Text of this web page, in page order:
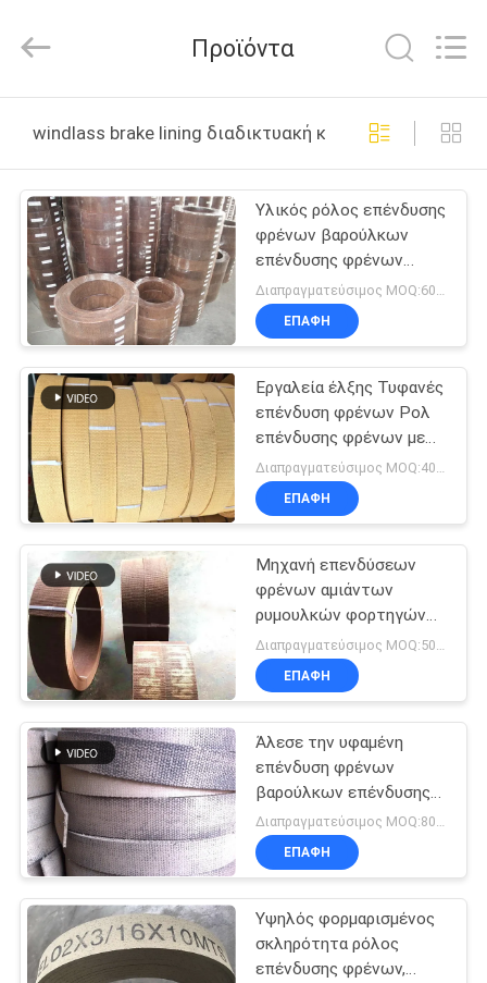
ΠΡΟΪΌΝΤΑ
ΠΕΡΊΠΟΥ
ΕΜΕΊΣ
ΓΎΡΟΣ
ΕΡΓΟΣΤΑΣΊΩΝ
ΠΟΙΟΤΙΚΌΣ
ΈΛΕΓΧΟΣ
ΜΑΣ
ΕΛΆΤΕ
ΣΕ
ΕΠΑΦΉ
ΜΕ
ΖΗΤΉΣΤΕ
ΈΝΑ
ΑΠΌΣΠΑΣΜΑ
SITEMAP
Reserved.
Προϊόντα
windlass brake lining διαδικτυακή κατασκευή
Υλικός ρόλος επένδυσης
φρένων βαρούλκων
επένδυσης φρένων
αγκύρων για το
βαρούλκο μηχανών
έλξης
Διαπραγματεύσιμος MOQ:600 κλ
ΕΠΑΦΉ
Εργαλεία έλξης Τυφανές
επένδυση φρένων Ρολ
επένδυσης φρένων με
χαλκό σύρμα στο
εσωτερικό για
ανεμόμυλο
ΕΠΑΦΉ
Μηχανή επενδύσεων
φρένων αμιάντων
ρυμουλκών φορτηγών
που χρησιμοποιεί το
αυτόματο βαρούλκο
βαρούλκων
ΕΠΑΦΉ
Άλεσε την υφαμένη
επένδυση φρένων
βαρούλκων επένδυσης
φρένων αμιάντων
ελεύθερη
Διαπραγματεύσιμος MOQ:800 κλ
ΕΠΑΦΉ
Υψηλός φορμαρισμένος
σκληρότητα ρόλος
επένδυσης φρένων,